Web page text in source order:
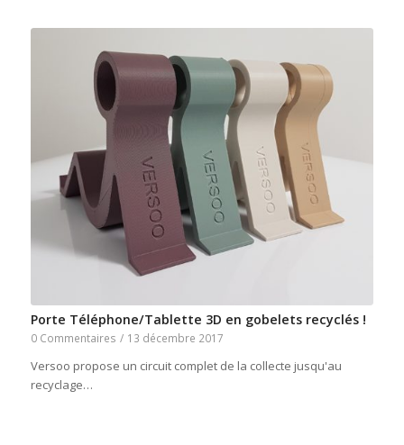
Porte Téléphone/Tablette 3D en gobelets recyclés !
0 Commentaires / 13 décembre 2017
Versoo propose un circuit complet de la collecte jusqu'au
recyclage…